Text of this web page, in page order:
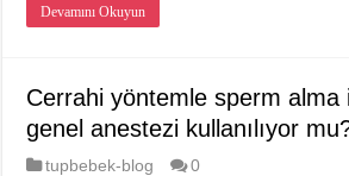
Devamını Okuyun
Cerrahi yöntemle sperm alma
genel anestezi kullanılıyor
tupbebek-blog 0